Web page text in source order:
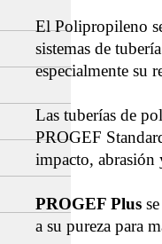
El Polipropileno
sistemas de
especialmente su
Las tuberías de
PROGEF
impacto, abrasión
PROGEF Plus
a su pureza para